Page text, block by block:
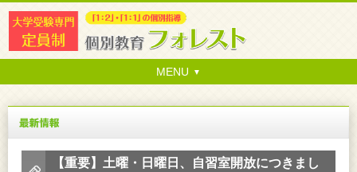
MENU
【重要】土曜・日曜日、自習室開放につきまし